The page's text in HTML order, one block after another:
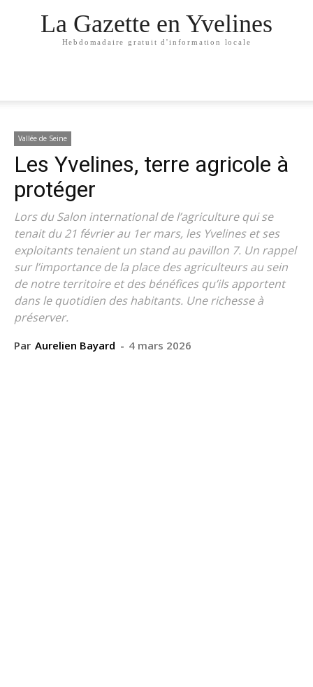
La Gazette en Yvelines
Hebdomadaire gratuit d'information locale
Vallée de Seine
Les Yvelines, terre agricole à
protéger
Lors du Salon international de l’agriculture qui se
tenait du 21 février au 1er mars, les Yvelines et ses
exploitants tenaient un stand au pavillon 7. Un rappel
sur l’importance de la place des agriculteurs au sein
de notre territoire et des bénéfices qu’ils apportent
dans le quotidien des habitants. Une richesse à
préserver.
Par Aurelien Bayard - 4 mars 2026